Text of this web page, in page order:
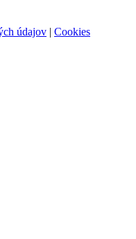
údajov | Cookies